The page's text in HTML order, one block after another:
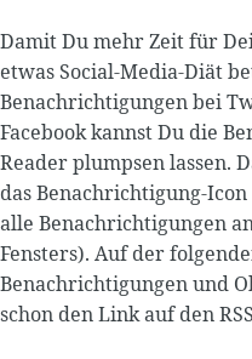
Damit Du mehr Zeit für
etwas Social-Media-Diät
Benachrichtigungen bei
Facebook kannst Du die
Reader plumpsen lassen.
das Benachrichtigung-
alle Benachrichtigungen
Fensters). Auf der
Benachrichtigungen und
schon den Link auf den